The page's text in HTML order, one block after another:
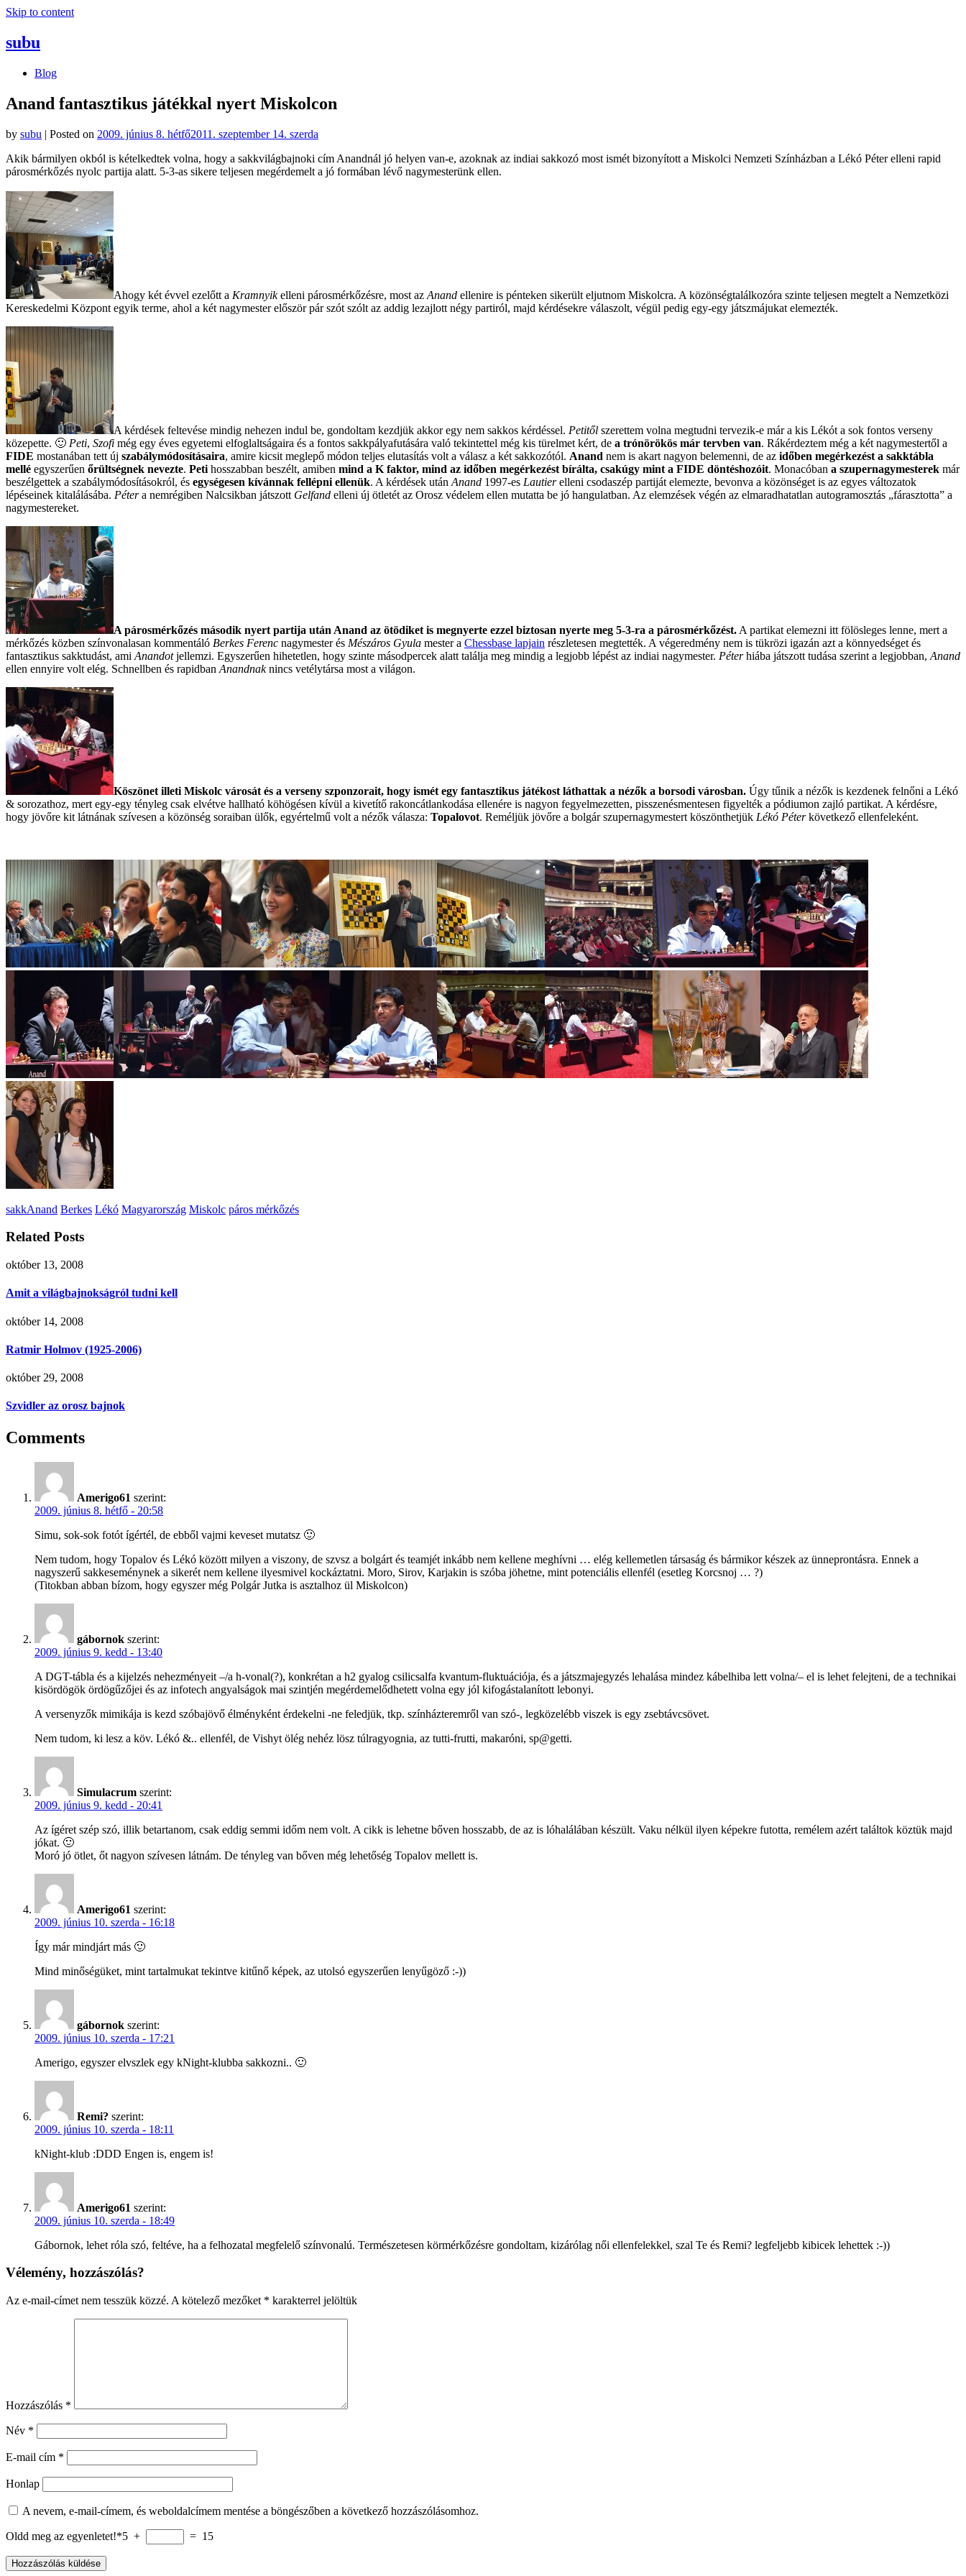
Skip to content
subu
Blog
Anand fantasztikus játékkal nyert Miskolcon
by subu | Posted on 2009. június 8. hétfő2011. szeptember 14. szerda
Akik bármilyen okból is kételkedtek volna, hogy a sakkvilágbajnoki cím Anandnál jó helyen van-e, azoknak az indiai sakkozó most ismét bizonyított a Miskolci Nemzeti Színházban a Lékó Péter elleni rapid
párosmérkőzés nyolc partija alatt. 5-3-as sikere teljesen megérdemelt a jó formában lévő nagymesterünk ellen.
Ahogy két évvel ezelőtt a Kramnyikelleni párosmérkőzésre, most az Anand ellenire is pénteken sikerült eljutnom Miskolcra. A közönségtalálkozóra szinte teljesen megtelt a Nemzetközi
Kereskedelmi Központ egyik terme, ahol a két nagymester először pár szót szólt az addig lezajlott négy partiról, majd kérdésekre válaszolt, végül pedig egy-egy játszmájukat elemezték.
A kérdések feltevése mindig nehezen indul be, gondoltam kezdjük akkor egy nem sakkos kérdéssel. Petitől szerettem volna megtudni tervezik-e már a kis Lékót a sok fontos verseny
közepette. 🙂 Peti, Szofi még egy éves egyetemi elfoglaltságaira és a fontos sakkpályafutására való tekintettel még kis türelmet kért, de a trónörökös már tervben van. Rákérdeztem még a két nagymestertől a
FIDE mostanában tett új szabálymódosításaira, amire kicsit meglepő módon teljes elutasítás volt a válasz a két sakkozótól. Anand nem is akart nagyon belemenni, de az időben megérkezést a sakktábla
mellé egyszerűen őrültségnek nevezte. Peti hosszabban beszélt, amiben mind a K faktor, mind az időben megérkezést bírálta, csakúgy mint a FIDE döntéshozóit. Monacóban a szupernagymesterek már
beszélgettek a szabálymódosításokról, és egységesen kívánnak fellépni ellenük. A kérdések után Anand 1997-es Lautierelleni csodaszép partiját elemezte, bevonva a közönséget is az egyes változatok
lépéseinek kitalálásába. Pétera nemrégiben Nalcsikban játszott Gelfand elleni új ötletét az Orosz védelem ellen mutatta be jó hangulatban. Az elemzések végén az elmaradhatatlan autogramosztás „fárasztotta” a
nagymestereket.
A párosmérkőzés második nyert partija után Anand az ötödiket is megnyerte ezzel biztosan nyerte meg 5-3-ra a párosmérkőzést. A partikat elemezni itt fölösleges lenne, mert a
mérkőzés közben színvonalasan kommentáló Berkes Ferenc nagymester és Mészáros Gyula mester a Chessbase lapjain részletesen megtették. A végeredmény nem is tükrözi igazán azt a könnyedséget és
fantasztikus sakktudást, ami Anandotjellemzi. Egyszerűen hihetetlen, hogy szinte másodpercek alatt találja meg mindig a legjobb lépést az indiai nagymester. Péterhiába játszott tudása szerint a legjobban, Anand
ellen ennyire volt elég. Schnellben és rapidban Anandnaknincs vetélytársa most a világon.
Köszönet illeti Miskolc városát és a verseny szponzorait, hogy ismét egy fantasztikus játékost láthattak a nézők a borsodi városban. Úgy tűnik a nézők is kezdenek felnőni a Lékó
& sorozathoz, mert egy-egy tényleg csak elvétve hallható köhögésen kívül a kivetítő rakoncátlankodása ellenére is nagyon fegyelmezetten, pisszenésmentesen figyelték a pódiumon zajló partikat. A kérdésre,
hogy jövőre kit látnának szívesen a közönség soraiban ülők, egyértelmű volt a nézők válasza: Topalovot. Reméljük jövőre a bolgár szupernagymestert köszönthetjük Lékó Péterkövetkező ellenfeleként.
sakkAnand Berkes Lékó Magyarország Miskolc páros mérkőzés
Related Posts
október 13, 2008
Amit a világbajnokságról tudni kell
október 14, 2008
Ratmir Holmov (1925-2006)
október 29, 2008
Szvidler az orosz bajnok
Comments
Amerigo61 szerint:
2009. június 8. hétfő - 20:58
Simu, sok-sok fotót ígértél, de ebből vajmi keveset mutatsz 🙂
Nem tudom, hogy Topalov és Lékó között milyen a viszony, de szvsz a bolgárt és teamjét inkább nem kellene meghívni … elég kellemetlen társaság és bármikor készek az ünneprontásra. Ennek a
nagyszerű sakkeseménynek a sikerét nem kellene ilyesmivel kockáztatni. Moro, Sirov, Karjakin is szóba jöhetne, mint potenciális ellenfél (esetleg Korcsnoj … ?)
(Titokban abban bízom, hogy egyszer még Polgár Jutka is asztalhoz ül Miskolcon)
gábornok szerint:
2009. június 9. kedd - 13:40
A DGT-tábla és a kijelzés nehezményeit –/a h-vonal(?), konkrétan a h2 gyalog csilicsalfa kvantum-fluktuációja, és a játszmajegyzés lehalása mindez kábelhiba lett volna/– el is lehet felejteni, de a technikai
kisördögök ördögűzőjei és az infotech angyalságok mai szintjén megérdemelődhetett volna egy jól kifogástalanított lebonyi.
A versenyzők mimikája is kezd szóbajövő élményként érdekelni -ne feledjük, tkp. színházteremről van szó-, legközelébb viszek is egy zsebtávcsövet.
Nem tudom, ki lesz a köv. Lékó &.. ellenfél, de Vishyt ölég nehéz lösz túlragyognia, az tutti-frutti, makaróni, sp@getti.
Simulacrum szerint:
2009. június 9. kedd - 20:41
Az ígéret szép szó, illik betartanom, csak eddig semmi időm nem volt. A cikk is lehetne bőven hosszabb, de az is lóhalálában készült. Vaku nélkül ilyen képekre futotta, remélem azért találtok köztük majd
jókat. 🙂
Moró jó ötlet, őt nagyon szívesen látnám. De tényleg van bőven még lehetőség Topalov mellett is.
Amerigo61 szerint:
2009. június 10. szerda - 16:18
Így már mindjárt más 🙂
Mind minőségüket, mint tartalmukat tekintve kitűnő képek, az utolsó egyszerűen lenyűgöző :-))
gábornok szerint:
2009. június 10. szerda - 17:21
Amerigo, egyszer elvszlek egy kNight-klubba sakkozni.. 🙂
Remi? szerint:
2009. június 10. szerda - 18:11
kNight-klub :DDD Engen is, engem is!
Amerigo61 szerint:
2009. június 10. szerda - 18:49
Gábornok, lehet róla szó, feltéve, ha a felhozatal megfelelő színvonalú. Természetesen körmérkőzésre gondoltam, kizárólag női ellenfelekkel, szal Te és Remi? legfeljebb kibicek lehettek :-))
Vélemény, hozzászólás?
Az e-mail-címet nem tesszük közzé. A kötelező mezőket * karakterrel jelöltük
Hozzászólás *
Név *
E-mail cím *
Honlap
A nevem, e-mail-címem, és weboldalcímem mentése a böngészőben a következő hozzászólásomhoz.
Oldd meg az egyenletet!*5 + = 15